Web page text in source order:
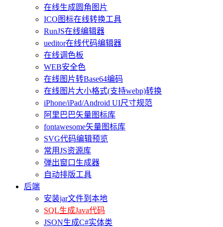
在线生成圆角图片
ICO图标在线转换工具
RunJS在线编辑器
ueditor在线代码编辑器
在线调色板
WEB安全色
在线图片转Base64编码
在线图片大小格式(支持webp)转换
iPhone/iPad/Android UI尺寸规范
阿里巴巴矢量图标库
fontawesome矢量图标库
SVG代码编辑预览
常用JS资源库
弹出窗口生成器
自动排版工具
后端
安装jar文件到本地
SQL生成Java代码
JSON生成C#实体类